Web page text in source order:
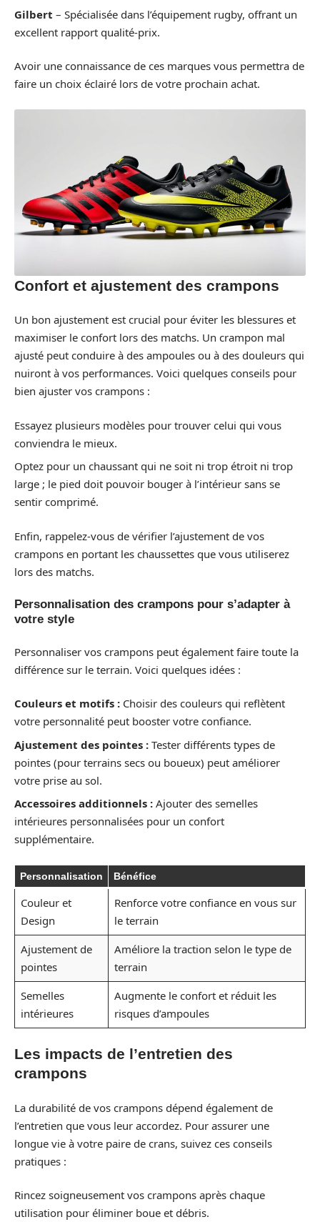
Gilbert – Spécialisée dans l’équipement rugby, offrant un
excellent rapport qualité-prix.
Avoir une connaissance de ces marques vous permettra de
faire un choix éclairé lors de votre prochain achat.
Confort et ajustement des crampons
Un bon ajustement est crucial pour éviter les blessures et
maximiser le confort lors des matchs. Un crampon mal
ajusté peut conduire à des ampoules ou à des douleurs qui
nuiront à vos performances. Voici quelques conseils pour
bien ajuster vos crampons :
Essayez plusieurs modèles pour trouver celui qui vous
conviendra le mieux.
Optez pour un chaussant qui ne soit ni trop étroit ni trop
large ; le pied doit pouvoir bouger à l’intérieur sans se
sentir comprimé.
Enfin, rappelez-vous de vérifier l’ajustement de vos
crampons en portant les chaussettes que vous utiliserez
lors des matchs.
Personnalisation des crampons pour s’adapter à
votre style
Personnaliser vos crampons peut également faire toute la
différence sur le terrain. Voici quelques idées :
Couleurs et motifs : Choisir des couleurs qui reflètent
votre personnalité peut booster votre confiance.
Ajustement des pointes : Tester différents types de
pointes (pour terrains secs ou boueux) peut améliorer
votre prise au sol.
Accessoires additionnels : Ajouter des semelles
intérieures personnalisées pour un confort
supplémentaire.
Personnalisation Bénéfice
Couleur et
Design
Renforce votre confiance en vous sur
le terrain
Ajustement de
pointes
Améliore la traction selon le type de
terrain
Semelles
intérieures
Augmente le confort et réduit les
risques d’ampoules
Les impacts de l’entretien des
crampons
La durabilité de vos crampons dépend également de
l’entretien que vous leur accordez. Pour assurer une
longue vie à votre paire de crans, suivez ces conseils
pratiques :
Rincez soigneusement vos crampons après chaque
utilisation pour éliminer boue et débris.